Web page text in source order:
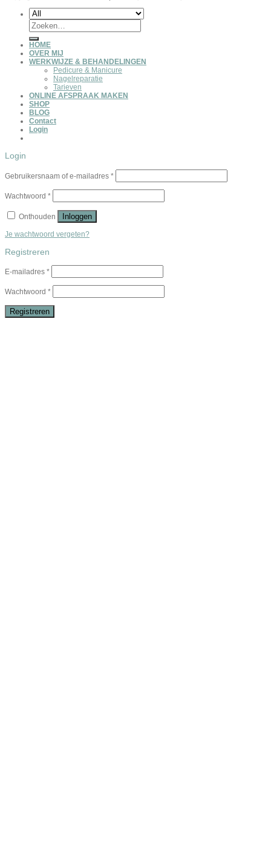
Zoeken
naar:
HOME
OVER MIJ
WERKWIJZE & BEHANDELINGEN
Pedicure & Manicure
Nagelreparatie
Tarieven
ONLINE AFSPRAAK MAKEN
SHOP
BLOG
Contact
Login
Login
Gebruikersnaam of e-mailadres *
Wachtwoord *
Onthouden Inloggen
Je wachtwoord vergeten?
Registreren
E-mailadres *
Wachtwoord *
Registreren